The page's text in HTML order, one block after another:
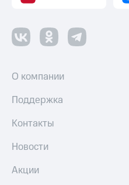
О компании
Поддержка
Контакты
Новости
Акции